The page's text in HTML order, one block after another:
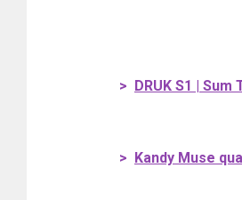
> DRUK S1 |
> Kandy Muse